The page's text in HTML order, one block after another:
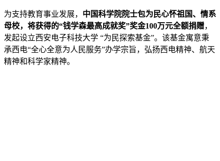
为支持教育事业发展， 中国科学院院士包为民心怀祖国、情系
母校，将获得的“钱学森最高成就奖”奖金100万元全额捐赠，
发起设立西安电子科技大学 “为民探索基金”。该基金寓意秉
承西电“全心全意为人民服务”办学宗旨，弘扬西电精神、航天
精神和科学家精神。